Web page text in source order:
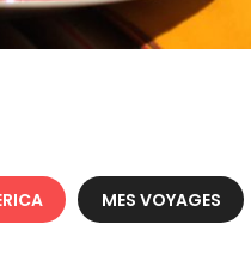
MES VOYAGES